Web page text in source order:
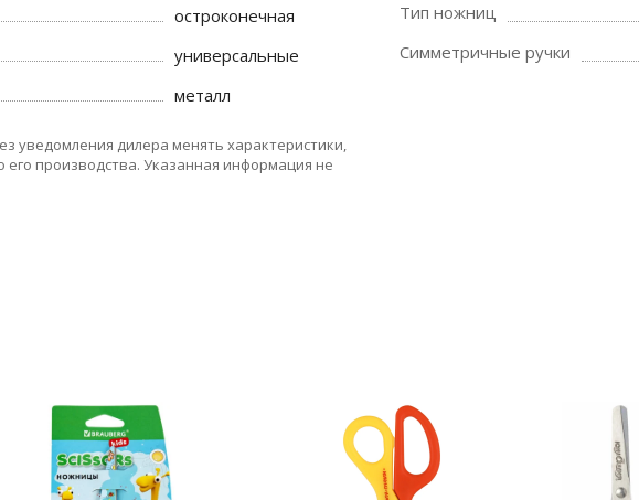
остроконечная
универсальные
металл
Тип ножниц
Симметричные ручки
уведомления дилера менять характеристики,
производства. Указанная информация не